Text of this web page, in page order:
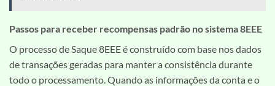
Passos para receber recompensas padrão no sistema 8EEE
O processo de Saque 8EEE é construído com base nos dados
de transações geradas para manter a consistência durante
todo o processamento. Quando as informações da conta e o